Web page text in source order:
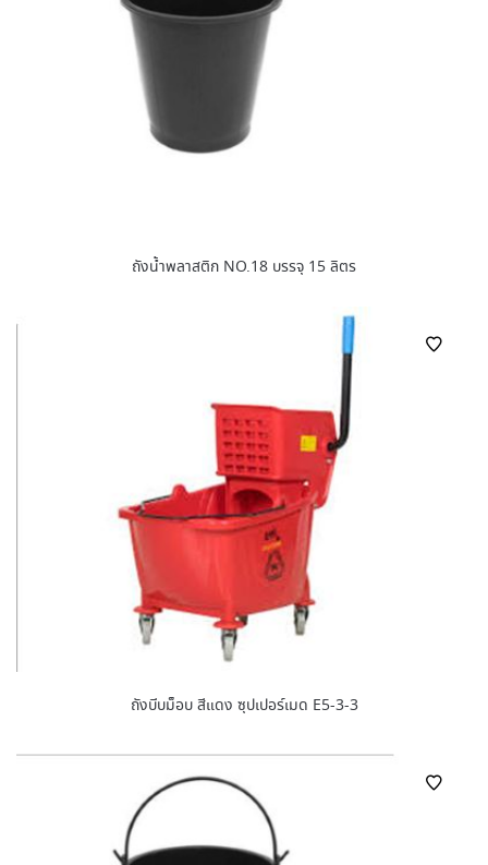
ถังน้ำพลาสติก NO.18 บรรจุ 15 ลิตร
ถังบีบม็อบ สีแดง ซุปเปอร์เมด E5-3-3